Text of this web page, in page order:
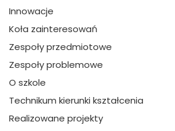
Innowacje
Koła zainteresowań
Zespoły przedmiotowe
Zespoły problemowe
O szkole
Technikum kierunki kształcenia
Realizowane projekty